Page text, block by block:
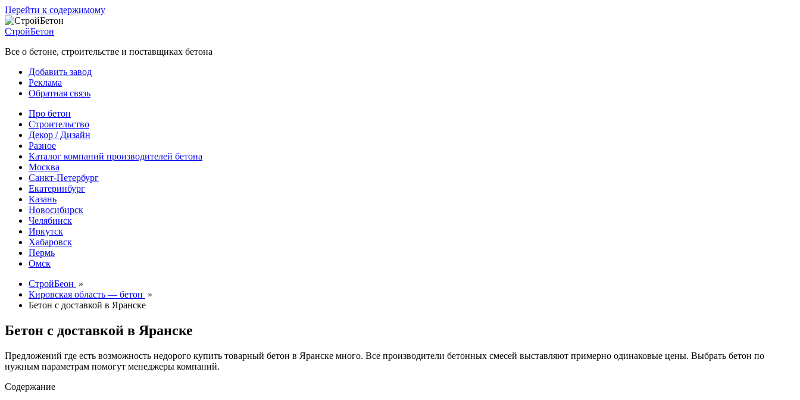
Перейти к содержимому
СтройБетон
Все о бетоне, строительстве и поставщиках бетона
Добавить завод
Реклама
Обратная связь
Про бетон
Строительство
Декор / Дизайн
Разное
Каталог компаний производителей бетона
Москва
Санкт-Петербург
Екатеринбург
Казань
Новосибирск
Челябинск
Иркутск
Хабаровск
Пермь
Омск
СтройБеон »
Кировская область — бетон »
Бетон с доставкой в Яранске
Бетон с доставкой в Яранске
Предложений где есть возможность недорого купить товарный бетон в Яранске много. Все производители бетонных смесей выставляют примерно одинаковые цены. Выбрать бетон по
нужным параметрам помогут менеджеры компаний.
Содержание